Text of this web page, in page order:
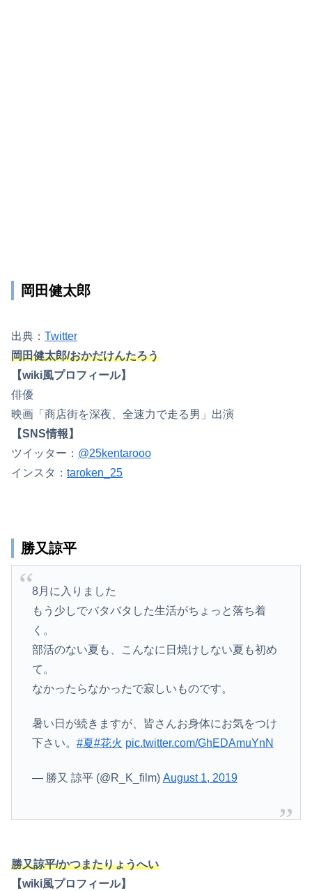
岡田健太郎
出典： Twitter
岡田健太郎/おかだけんたろう
【wiki風プロフィール】
俳優
映画「商店街を深夜、全速力で走る男」出演
【SNS情報】
ツイッター： @25kentarooo
インスタ： taroken_25
勝又諒平
8月に入りました
もう少しでバタバタした生活がちょっと落ち着
く。
部活のない夏も、こんなに日焼けしない夏も初め
て。
なかったらなかったで寂しいものです。
暑い日が続きますが、皆さんお身体にお気をつけ
下さい。 #夏#花火 pic.twitter.com/GhEDAmuYnN
— 勝又 諒平 (@R_K_film) August 1, 2019
勝又諒平/かつまたりょうへい
【wiki風プロフィール】